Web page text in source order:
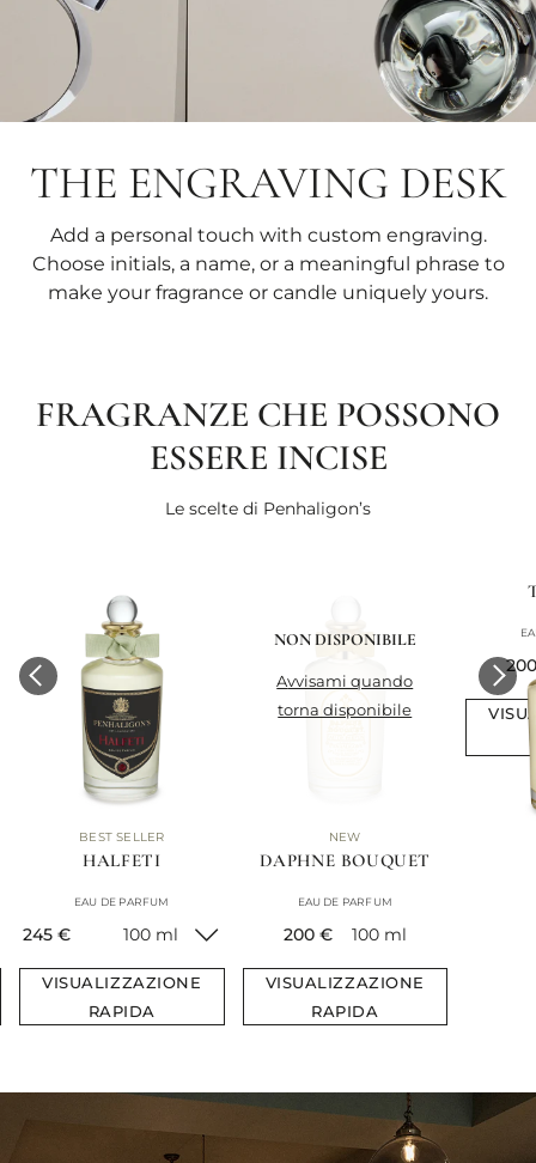
THE ENGRAVING DESK
Add a personal touch with custom engraving.
Choose initials, a name, or a meaningful phrase to
make your fragrance or candle uniquely yours.
FRAGRANZE CHE POSSONO
ESSERE INCISE
Le scelte di Penhaligon’s
BEST SELLER
HALFETI
EAU DE PARFUM
current price
245 € 100 ml
VISUALIZZAZIONE
RAPIDA
NON DISPONIBILE
avvisami quando
torna disponibile
NEW
DAPHNE BOUQUET
EAU DE PARFUM
current price
200 € 100 ml
VISUALIZZAZIONE
RAPIDA